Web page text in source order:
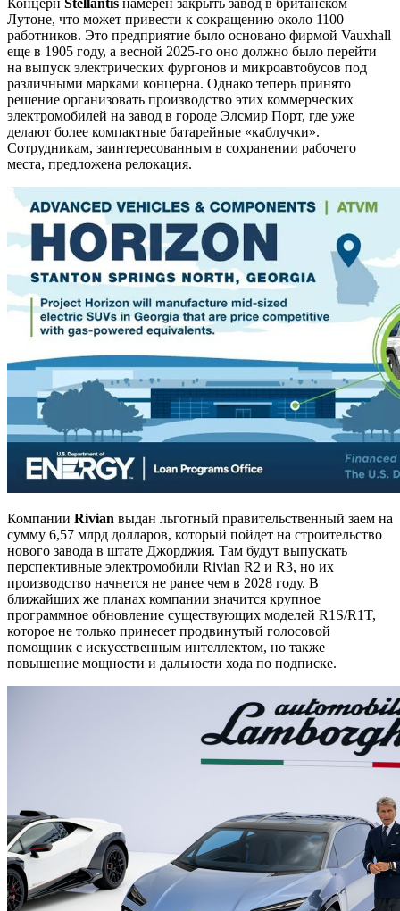
Лутоне, что может привести к сокращению около 1100
работников. Это предприятие было основано фирмой Vauxhall
еще в 1905 году, а весной 2025-го оно должно было перейти
на выпуск электрических фургонов и микроавтобусов под
различными марками концерна. Однако теперь принято
решение организовать производство этих коммерческих
электромобилей на завод в городе Элсмир Порт, где уже
делают более компактные батарейные «каблучки».
Сотрудникам, заинтересованным в сохранении рабочего
места, предложена релокация.
Компании Rivian выдан льготный правительственный заем на
сумму 6,57 млрд долларов, который пойдет на строительство
нового завода в штате Джорджия. Там будут выпускать
перспективные электромобили Rivian R2 и R3, но их
производство начнется не ранее чем в 2028 году. В
ближайших же планах компании значится крупное
программное обновление существующих моделей R1S/R1T,
которое не только принесет продвинутый голосовой
помощник с искусственным интеллектом, но также
повышение мощности и дальности хода по подписке.